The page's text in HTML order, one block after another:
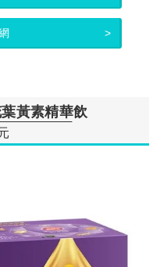
黃素精華飲